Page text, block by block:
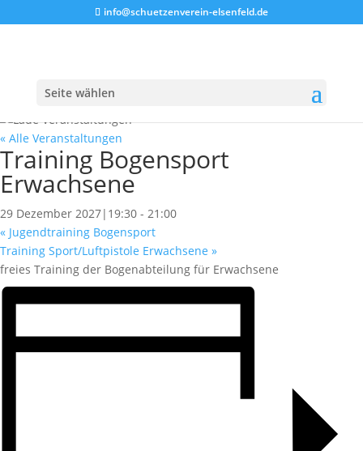
info@schuetzenverein-elsenfeld.de
Seite wählen
« Alle Veranstaltungen
Training Bogensport
Erwachsene
29 Dezember 2027|19:30 - 21:00
« Jugendtraining Bogensport
Training Sport/Luftpistole Erwachsene »
freies Training der Bogenabteilung für Erwachsene